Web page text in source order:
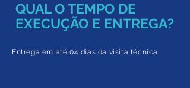
QUAL O TEMPO DE
EXECUÇÃO E ENTREGA?
Entrega em até 04 dias da visita técnica